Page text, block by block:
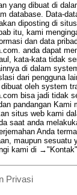
yang dibuat di
database. Data-
diposting di
itu, kami
dan data
anda dapat
kata-kata tidak
di dalam
dari pengguna
oleh system
bisa jadi tidak
pandangan Kami
situs web kami
saat anda
Anda
maupun sesuatu
kami di →"Kontak"
Privasi